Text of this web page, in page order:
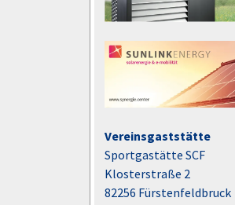
Vereinsgaststätte
Sportgastätte SCF
Klosterstraße 2
82256 Fürstenfeldbruck